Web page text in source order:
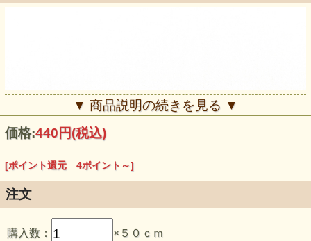
【品 番】m2344
【商品名】東レポリエステル スムースニット オフ白
【価 格】400円＋消費税（50cm単位）
▼ 商品説明の続きを見る ▼
価格:440円(税込)
[ポイント還元 4ポイント～]
注文
購入数： ×５０ｃｍ